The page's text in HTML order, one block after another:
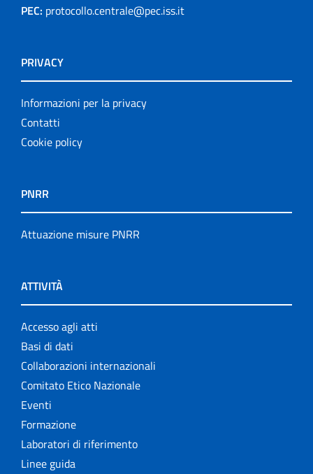
PEC: protocollo.centrale@pec.iss.it
PRIVACY
Informazioni per la privacy
Contatti
Cookie policy
PNRR
Attuazione misure PNRR
ATTIVITÀ
Accesso agli atti
Basi di dati
Collaborazioni internazionali
Comitato Etico Nazionale
Eventi
Formazione
Laboratori di riferimento
Linee guida